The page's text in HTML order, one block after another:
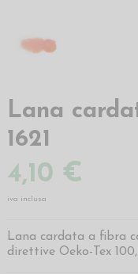
Lana
1621
4,10 €
iva inclusa
Lana cardata a fibra
direttive Oeko-Tex